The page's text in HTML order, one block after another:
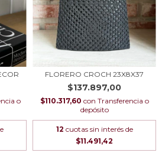
o
FLORERO CROCH 23X8X37
$137.897,00
$110.317,60 con Transferencia o
depósito
12 cuotas sin interés de
$11.491,42